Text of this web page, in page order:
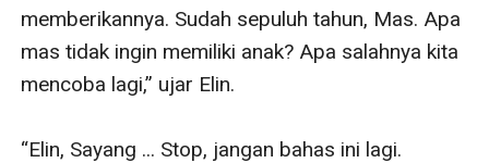
memberikannya. Sudah sepuluh tahun, Mas. Apa
mas tidak ingin memiliki anak? Apa salahnya kita
mencoba lagi,” ujar Elin.
“Elin, Sayang ... Stop, jangan bahas ini lagi.